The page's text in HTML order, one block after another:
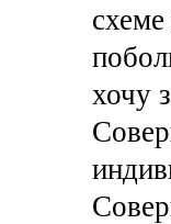
хочу